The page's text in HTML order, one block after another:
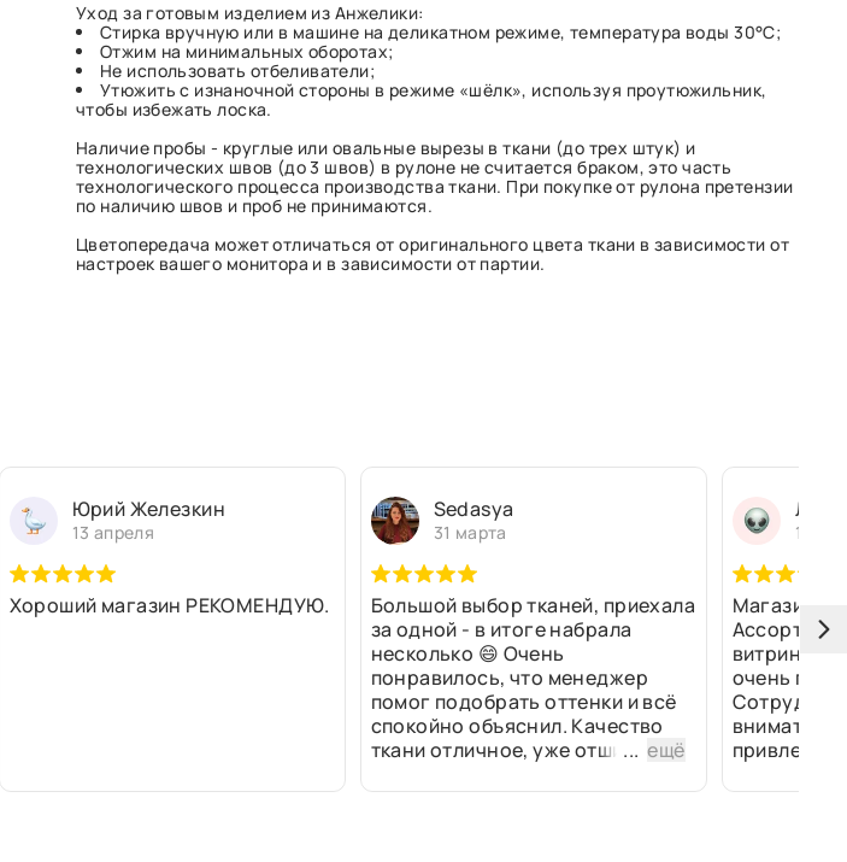
Уход за готовым изделием из Анжелики:
Стирка вручную или в машине на деликатном режиме, температура воды 30°C;
Отжим на минимальных оборотах;
Не использовать отбеливатели;
Утюжить с изнаночной стороны в режиме «шёлк», используя проутюжильник,
чтобы избежать лоска.
Наличие пробы - круглые или овальные вырезы в ткани (до трех штук) и
технологических швов (до 3 швов) в рулоне не считается браком, это часть
технологического процесса производства ткани. При покупке от рулона претензии
по наличию швов и проб не принимаются.
Цветопередача может отличаться от оригинального цвета ткани в зависимости от
настроек вашего монитора и в зависимости от партии.
Юрий Железкин
13 апреля
Хороший магазин РЕКОМЕНДУЮ.
Sedasya
31 марта
Большой выбор тканей, приехала
за одной - в итоге набрала
несколько 😄 Очень
понравилось, что менеджер
помог подобрать оттенки и всё
спокойно объяснил. Качество
ткани отличное, уже отшили...ещё
13
Магазин
витринах
очень
привлек
рулоны